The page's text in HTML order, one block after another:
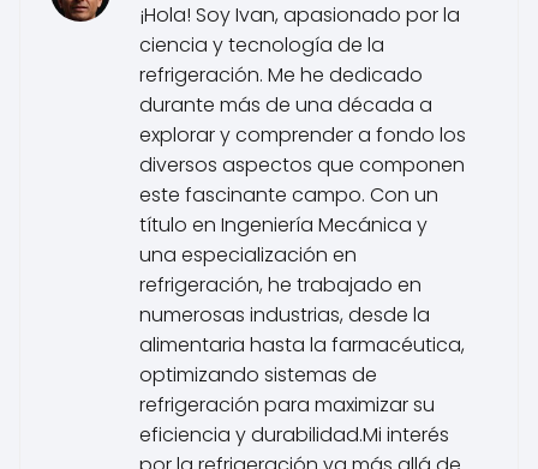
¡Hola! Soy Ivan, apasionado por la
ciencia y tecnología de la
refrigeración. Me he dedicado
durante más de una década a
explorar y comprender a fondo los
diversos aspectos que componen
este fascinante campo. Con un
título en Ingeniería Mecánica y
una especialización en
refrigeración, he trabajado en
numerosas industrias, desde la
alimentaria hasta la farmacéutica,
optimizando sistemas de
refrigeración para maximizar su
eficiencia y durabilidad.Mi interés